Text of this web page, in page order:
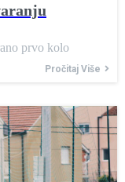
prvo kolo
Pročitaj Više